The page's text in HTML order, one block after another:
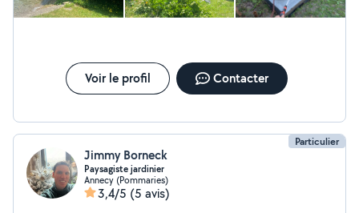
Voir le profil Contacter
Particulier
Jimmy Borneck
Paysagiste jardinier
Annecy (Pommaries)
3,4/5 (5 avis)